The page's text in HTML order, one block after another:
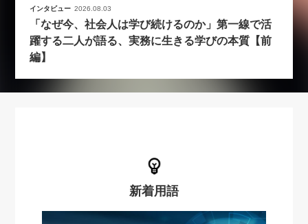
インタビュー 2026.08.03
「なぜ今、社会人は学び続けるのか」第一線で活
躍する二人が語る、実務に生きる学びの本質【前
編】
新着用語